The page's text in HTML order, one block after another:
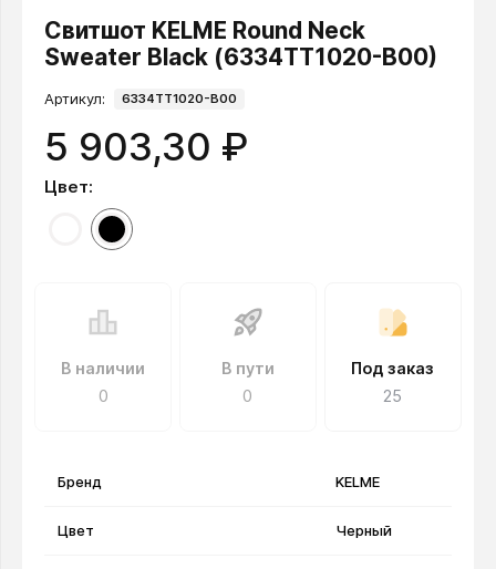
Свитшот KELME Round Neck
Sweater Black (6334TT1020-B00)
Артикул: 6334TT1020-B00
5 903,30 ₽
Цвет:
В наличии
0
В пути
0
Под заказ
25
Бренд KELME
Цвет Черный